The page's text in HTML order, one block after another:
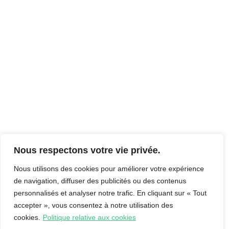
Nous respectons votre vie privée.
Nous utilisons des cookies pour améliorer votre expérience
de navigation, diffuser des publicités ou des contenus
personnalisés et analyser notre trafic. En cliquant sur « Tout
accepter », vous consentez à notre utilisation des
cookies.
Politique relative aux cookies